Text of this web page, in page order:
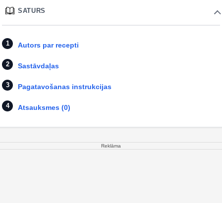
SATURS
Autors par recepti
Sastāvdaļas
Pagatavošanas instrukcijas
Atsauksmes (0)
Reklāma